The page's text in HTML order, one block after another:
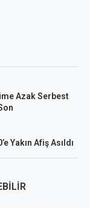
Azak Serbest
Yakın Afiş Asıldı